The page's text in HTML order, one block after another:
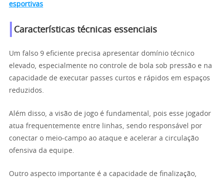
esportivas
Características técnicas essenciais
Um falso 9 eficiente precisa apresentar domínio técnico
elevado, especialmente no controle de bola sob pressão e na
capacidade de executar passes curtos e rápidos em espaços
reduzidos.
Além disso, a visão de jogo é fundamental, pois esse jogador
atua frequentemente entre linhas, sendo responsável por
conectar o meio-campo ao ataque e acelerar a circulação
ofensiva da equipe.
Outro aspecto importante é a capacidade de finalização,